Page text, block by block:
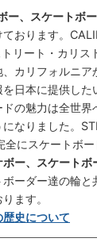
ー、スケートボ
ております。
リート・カリス
カリフォルニア
日本に提供し
の魅力は全世界
なりました。
全にスケートボ
ボー、スケートボ
ーダー達の輪と
ます。
史について